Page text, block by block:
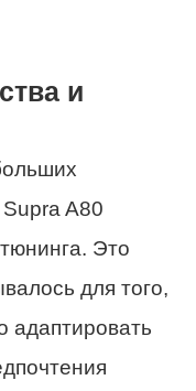
и
A80
Это
для того,
адаптировать